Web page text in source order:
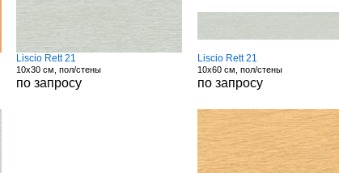
Liscio Rett 21
10x30 см, пол/стены
по запросу
Liscio Rett 21
10x60 см, пол/стены
по запросу